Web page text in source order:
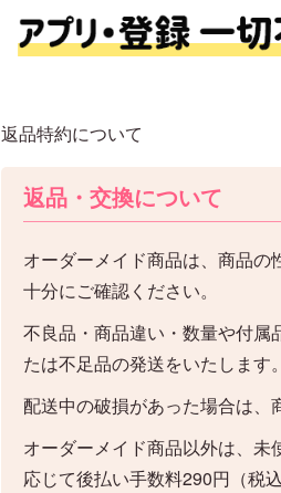
返品特約について
返品・交換について
オーダーメイド商品は、商品
十分にご確認ください。
不良品・商品違い・数量や付
たは不足品の発送をいたします
配送中の破損があった場合は
オーダーメイド商品以外は、
応じて後払い手数料290円（税